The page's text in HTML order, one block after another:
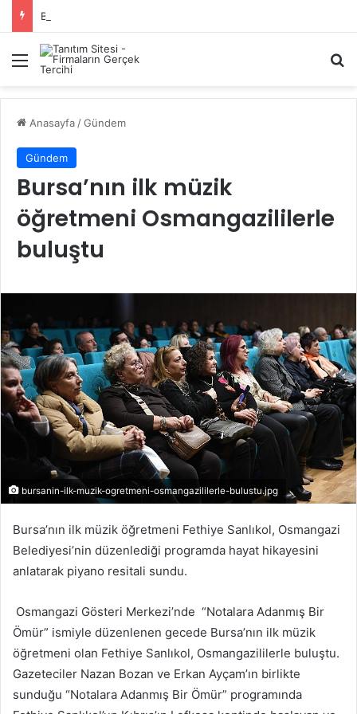
Başiskele Acil Çilingir Hizmeti İçin Doğru Adres Neresi?
Menü
Anasayfa /Gündem
Gündem
Bursa’nın ilk müzik
öğretmeni Osmangazililerle
buluştu
bursanin-ilk-muzik-ogretmeni-osmangazililerle-bulustu.jpg
Bursa’nın ilk müzik öğretmeni Fethiye Sanlıkol, Osmangazi
Belediyesi’nin düzenlediği programda hayat hikayesini
anlatarak piyano resitali sundu.
Osmangazi Gösteri Merkezi’nde “Notalara Adanmış Bir
Ömür” ismiyle düzenlenen gecede Bursa’nın ilk müzik
öğretmeni olan Fethiye Sanlıkol, Osmangazililerle buluştu.
Gazeteciler Nazan Bozan ve Erkan Ayçam’ın birlikte
sunduğu “Notalara Adanmış Bir Ömür” programında